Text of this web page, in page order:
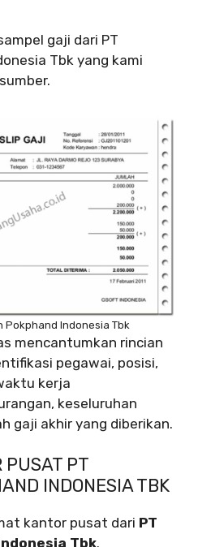
gaji dari PT
Tbk yang kami
Pokphand Indonesia Tbk
mencantumkan rincian
pegawai, posisi,
kerja
keseluruhan
gaji akhir yang diberikan.
PUSAT PT
INDONESIA TBK
kantor pusat dari PT
Tbk.